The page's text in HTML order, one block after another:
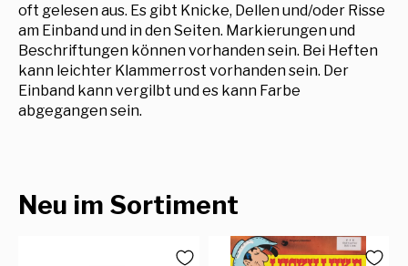
oft gelesen aus. Es gibt Knicke, Dellen und/oder Risse
am Einband und in den Seiten. Markierungen und
Beschriftungen können vorhanden sein. Bei Heften
kann leichter Klammerrost vorhanden sein. Der
Einband kann vergilbt und es kann Farbe
abgegangen sein.
Neu im Sortiment